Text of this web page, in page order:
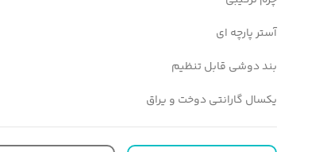
آستر پارچه ای
بند دوشی قابل تنظیم
یکسال گارانتی دوخت و یراق